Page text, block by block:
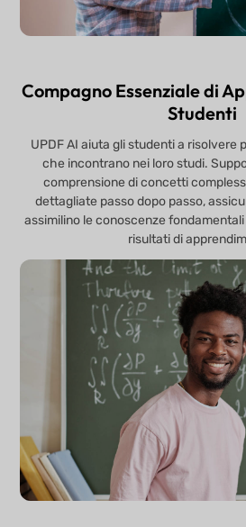
Compagno Essenziale di
Studenti
UPDF AI aiuta gli studenti a risolvere
che incontrano nei loro studi.
comprensione di concetti
dettagliate passo dopo passo,
assimilino le conoscenze
risultati di